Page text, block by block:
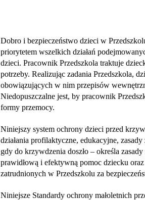
Dobro i bezpieczeństwo dzieci w
priorytetem wszelkich działań
dzieci. Pracownik Przedszkola traktuje
potrzeby. Realizując zadania Przedszkola,
obowiązujących w nim przepisów
Niedopuszczalne jest, by pracownik
formy przemocy.
Niniejszy system ochrony dzieci przed
działania profilaktyczne, edukacyjne,
gdy do krzywdzenia doszło – określa
prawidłową i efektywną pomoc dziecku
zatrudnionych w Przedszkolu za
Niniejsze Standardy ochrony małoletnich